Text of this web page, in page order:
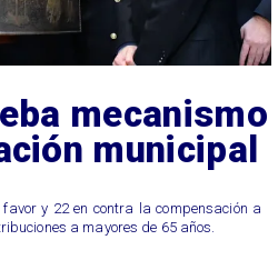
mecanismo
municipal
y 22 en contra la compensación a
a mayores de 65 años.